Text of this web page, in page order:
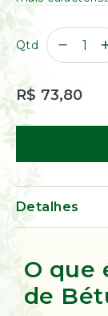
Livros
Qtd
R$ 73,80
Detalhes
O que
de